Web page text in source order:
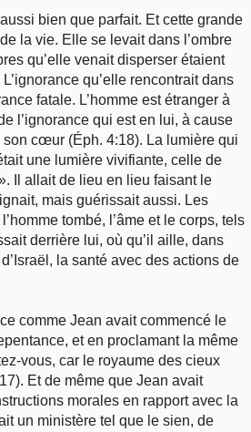
bien que parfait. Et cette grande
la vie. Elle se levait dans l’ombre
qu’elle venait disperser étaient
qu’elle rencontrait dans
fatale. L’homme est étranger à
l’ignorance qui est en lui, à cause
son cœur (Éph. 4:18). La lumière qui
une lumière vivifiante, celle de
Il allait de lieu en lieu faisant le
mais guérissait aussi. Les
tombé, l’âme et le corps, tels
derrière lui, où qu’il aille, dans
la santé avec des actions de
comme Jean avait commencé le
et en proclamant la même
vous, car le royaume des cieux
Et de même que Jean avait
morales en rapport avec la
un ministère tel que le sien, de